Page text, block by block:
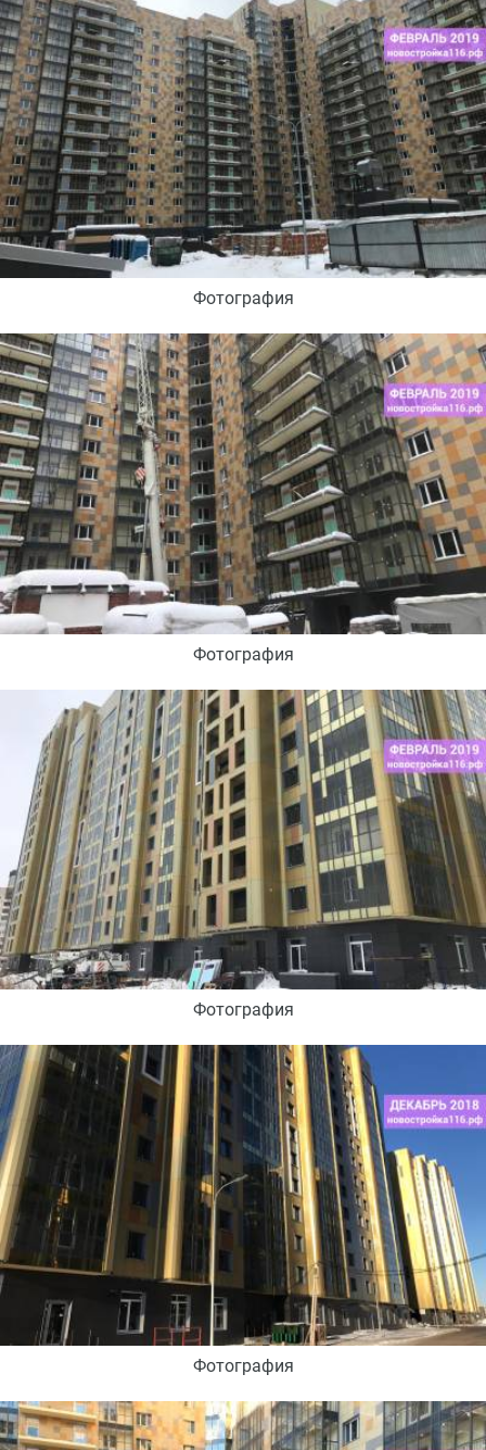
Фотография
Фотография
Фотография
Фотография